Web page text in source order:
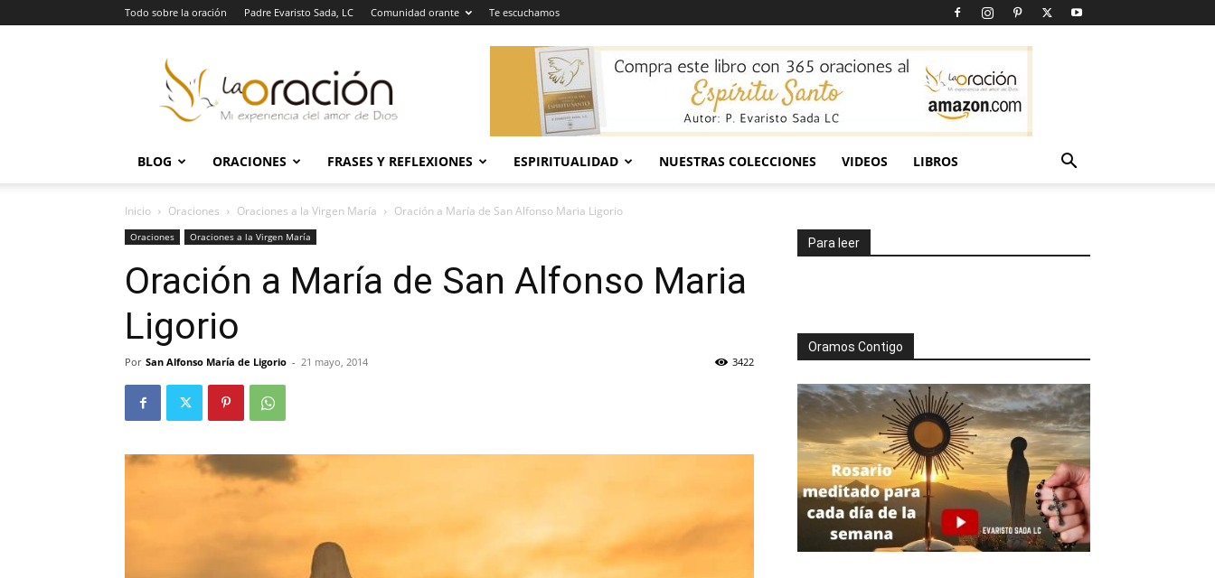
Todo sobre la oración Padre Evaristo Sada, LC Comunidad orante Te escuchamos
Oración
BLOG ORACIONES FRASES Y REFLEXIONES ESPIRITUALIDAD NUESTRAS COLECCIONES VIDEOS LIBROS
Inicio Oraciones Oraciones a la Virgen María Oración a María de San Alfonso Maria Ligorio
Oraciones Oraciones a la Virgen María
Oración a María de San Alfonso Maria
Ligorio
Por San Alfonso María de Ligorio - 21 mayo, 2014 3422
Para leer
Oramos Contigo